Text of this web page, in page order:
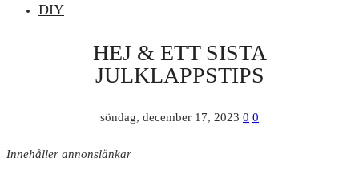
DIY
HEJ & ETT SISTA
JULKLAPPSTIPS
söndag, december 17, 2023 0 0
Innehåller annonslänkar